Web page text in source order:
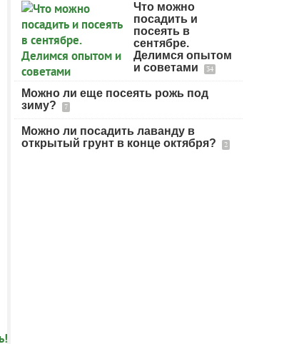
Что можно
посадить и
посеять в
сентябре.
Делимся опытом
и советами
34
Можно ли еще посеять рожь под
зиму?
7
Можно ли посадить лаванду в
открытый грунт в конце октября?
2